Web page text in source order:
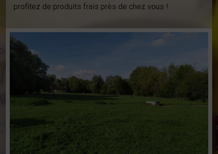
profitez de produits frais près de chez vous !